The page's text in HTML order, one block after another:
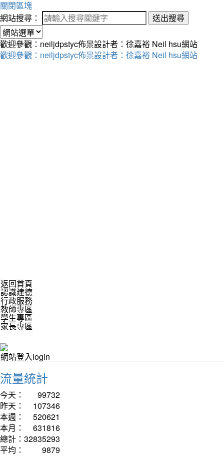
關閉區塊
網站搜尋：
送出搜尋
歡迎參觀：neiljdpstyc佈景設計者：徐嘉裕 Neil hsu網站
歡迎參觀：neiljdpstyc佈景設計者：徐嘉裕 Neil hsu網站
返回首頁
認識建德
行政服務
教師專區
學生專區
家長專區
網站登入login
流量統計
今天：
99732
昨天：
107346
本週：
520621
本月：
631816
總計： 32835293
平均：
9879